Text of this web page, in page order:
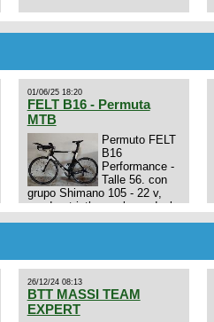
01/06/25 18:20
FELT B16 - Permuta
MTB
Permuto FELT
B16
Performance -
Talle 56. con
grupo Shimano 105 - 22 v,
cuadro: triatlon carbono dual
aero TT/TRI UHC. Talle L.
26/12/24 08:13
BTT MASSI TEAM
EXPERT